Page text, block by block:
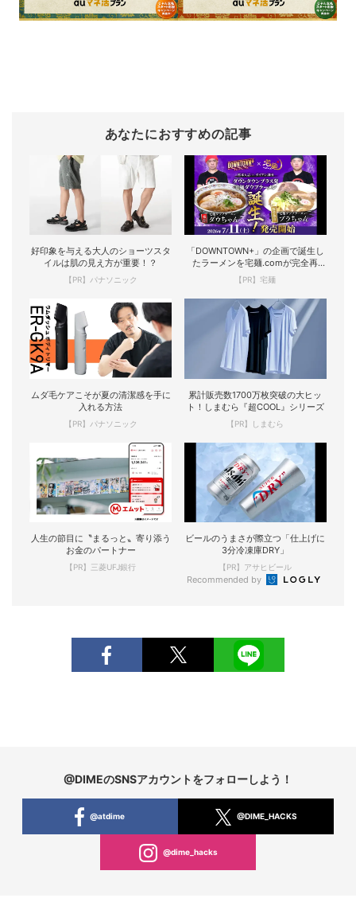
あなたにおすすめの記事
好印象を与える大人のショーツスタ
イルは肌の見え方が重要！？
【PR】パナソニック
「DOWNTOWN+」の企画で誕生し
たラーメンを宅麺.comが完全再
現！
【PR】宅麺
ムダ毛ケアこそが夏の清潔感を手に
入れる方法
【PR】パナソニック
累計販売数1700万枚突破の大ヒッ
ト！しまむら『超COOL』シリーズ
【PR】しまむら
人生の節目に〝まるっと〟寄り添う
お金のパートナー
【PR】三菱UFJ銀行
ビールのうまさが際立つ「仕上げに
3分冷凍庫DRY」
【PR】アサヒビール
Recommended by
@DIMEのSNSアカウントをフォローしよう！
@atdime @DIME_HACKS
@dime_hacks